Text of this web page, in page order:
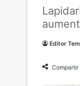
Editor
Compartir